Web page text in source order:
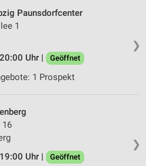
❯
Paunsdorfcenter
1
Uhr |
Geöffnet
1 Prospekt
❯
16
Uhr |
Geöffnet